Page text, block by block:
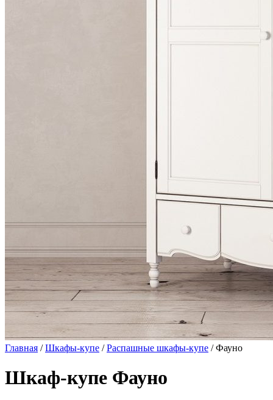
Главная /Шкафы-купе /Распашные шкафы-купе / Фауно
Шкаф-купе Фауно